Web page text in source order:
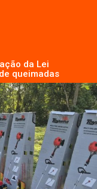
da Lei
queimadas